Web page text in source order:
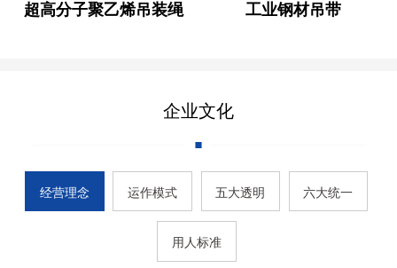
超高分子聚乙烯吊装绳 工业钢材吊带
企业文化
经营理念 运作模式 五大透明 六大统一
用人标准